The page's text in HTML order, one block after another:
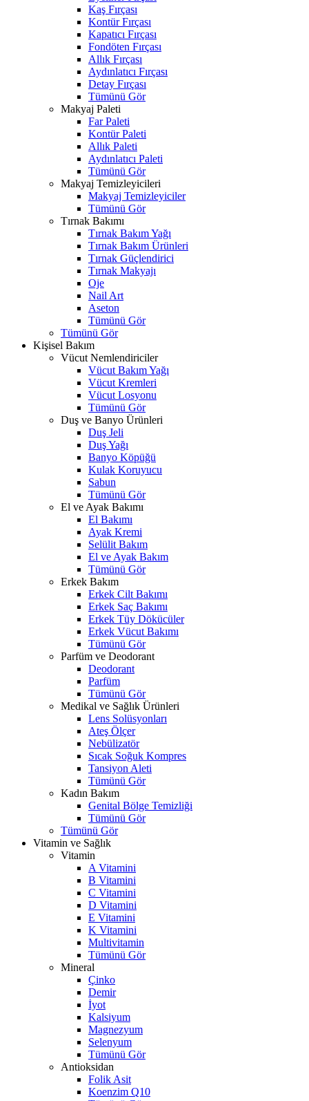
Kaş Fırçası
Kontür Fırçası
Kapatıcı Fırçası
Fondöten Fırçası
Allık Fırçası
Aydınlatıcı Fırçası
Detay Fırçası
Tümünü Gör
Makyaj Paleti
Far Paleti
Kontür Paleti
Allık Paleti
Aydınlatıcı Paleti
Tümünü Gör
Makyaj Temizleyicileri
Makyaj Temizleyiciler
Tümünü Gör
Tırnak Bakımı
Tırnak Bakım Yağı
Tırnak Bakım Ürünleri
Tırnak Güçlendirici
Tırnak Makyajı
Oje
Nail Art
Aseton
Tümünü Gör
Tümünü Gör
Kişisel Bakım
Vücut Nemlendiriciler
Vücut Bakım Yağı
Vücut Kremleri
Vücut Losyonu
Tümünü Gör
Duş ve Banyo Ürünleri
Duş Jeli
Duş Yağı
Banyo Köpüğü
Kulak Koruyucu
Sabun
Tümünü Gör
El ve Ayak Bakımı
El Bakımı
Ayak Kremi
Selülit Bakım
El ve Ayak Bakım
Tümünü Gör
Erkek Bakım
Erkek Cilt Bakımı
Erkek Saç Bakımı
Erkek Tüy Dökücüler
Erkek Vücut Bakımı
Tümünü Gör
Parfüm ve Deodorant
Deodorant
Parfüm
Tümünü Gör
Medikal ve Sağlık Ürünleri
Lens Solüsyonları
Ateş Ölçer
Nebülizatör
Sıcak Soğuk Kompres
Tansiyon Aleti
Tümünü Gör
Kadın Bakım
Genital Bölge Temizliği
Tümünü Gör
Tümünü Gör
Vitamin ve Sağlık
Vitamin
A Vitamini
B Vitamini
C Vitamini
D Vitamini
E Vitamini
K Vitamini
Multivitamin
Tümünü Gör
Mineral
Çinko
Demir
İyot
Kalsiyum
Magnezyum
Selenyum
Tümünü Gör
Antioksidan
Folik Asit
Koenzim Q10